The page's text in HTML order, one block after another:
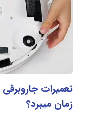
تعمیرات
زمان میبرد؟